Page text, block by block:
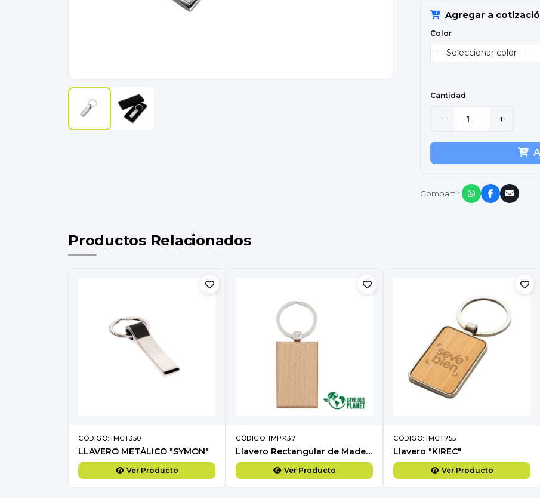
Agregar a
Color
Cantidad
− +
Compartir:
Productos Relacionados
CÓDIGO: IMCT350
LLAVERO METÁLICO "SYMON"
Ver Producto
CÓDIGO: IMPK37
Llavero Rectangular de Madera
Ver Producto
CÓDIGO: IMCT755
Llavero "KIREC"
Ver Producto